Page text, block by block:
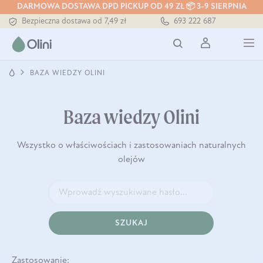
DARMOWA DOSTAWA DPD PICKUP OD 49 ZŁ 📦 3-9 SIERPNIA
Tłoczony zawsze na zimno
Bezpieczna dostawa od 7,49 zł
Tłoczony zawsze na zimno
693 222 687
BAZA WIEDZY OLINI
Baza wiedzy Olini
Wszystko o właściwościach i zastosowaniach naturalnych
olejów
SZUKAJ
Zastosowanie: